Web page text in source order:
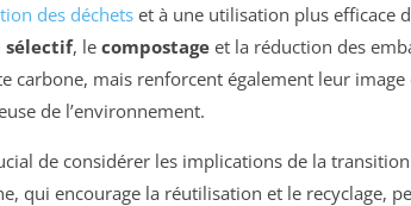
des déchets et à une utilisation plus efficace
, le compostage et la réduction des
carbone, mais renforcent également leur
de l’environnement.
de considérer les implications de la
qui encourage la réutilisation et le recyclage,